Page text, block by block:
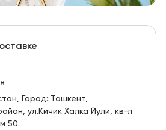
Город: Ташкент,
ул.Кичик Халка Йули, кв-л
50.